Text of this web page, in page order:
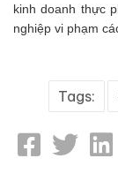
kinh doanh thực
nghiệp vi phạm
Tags: